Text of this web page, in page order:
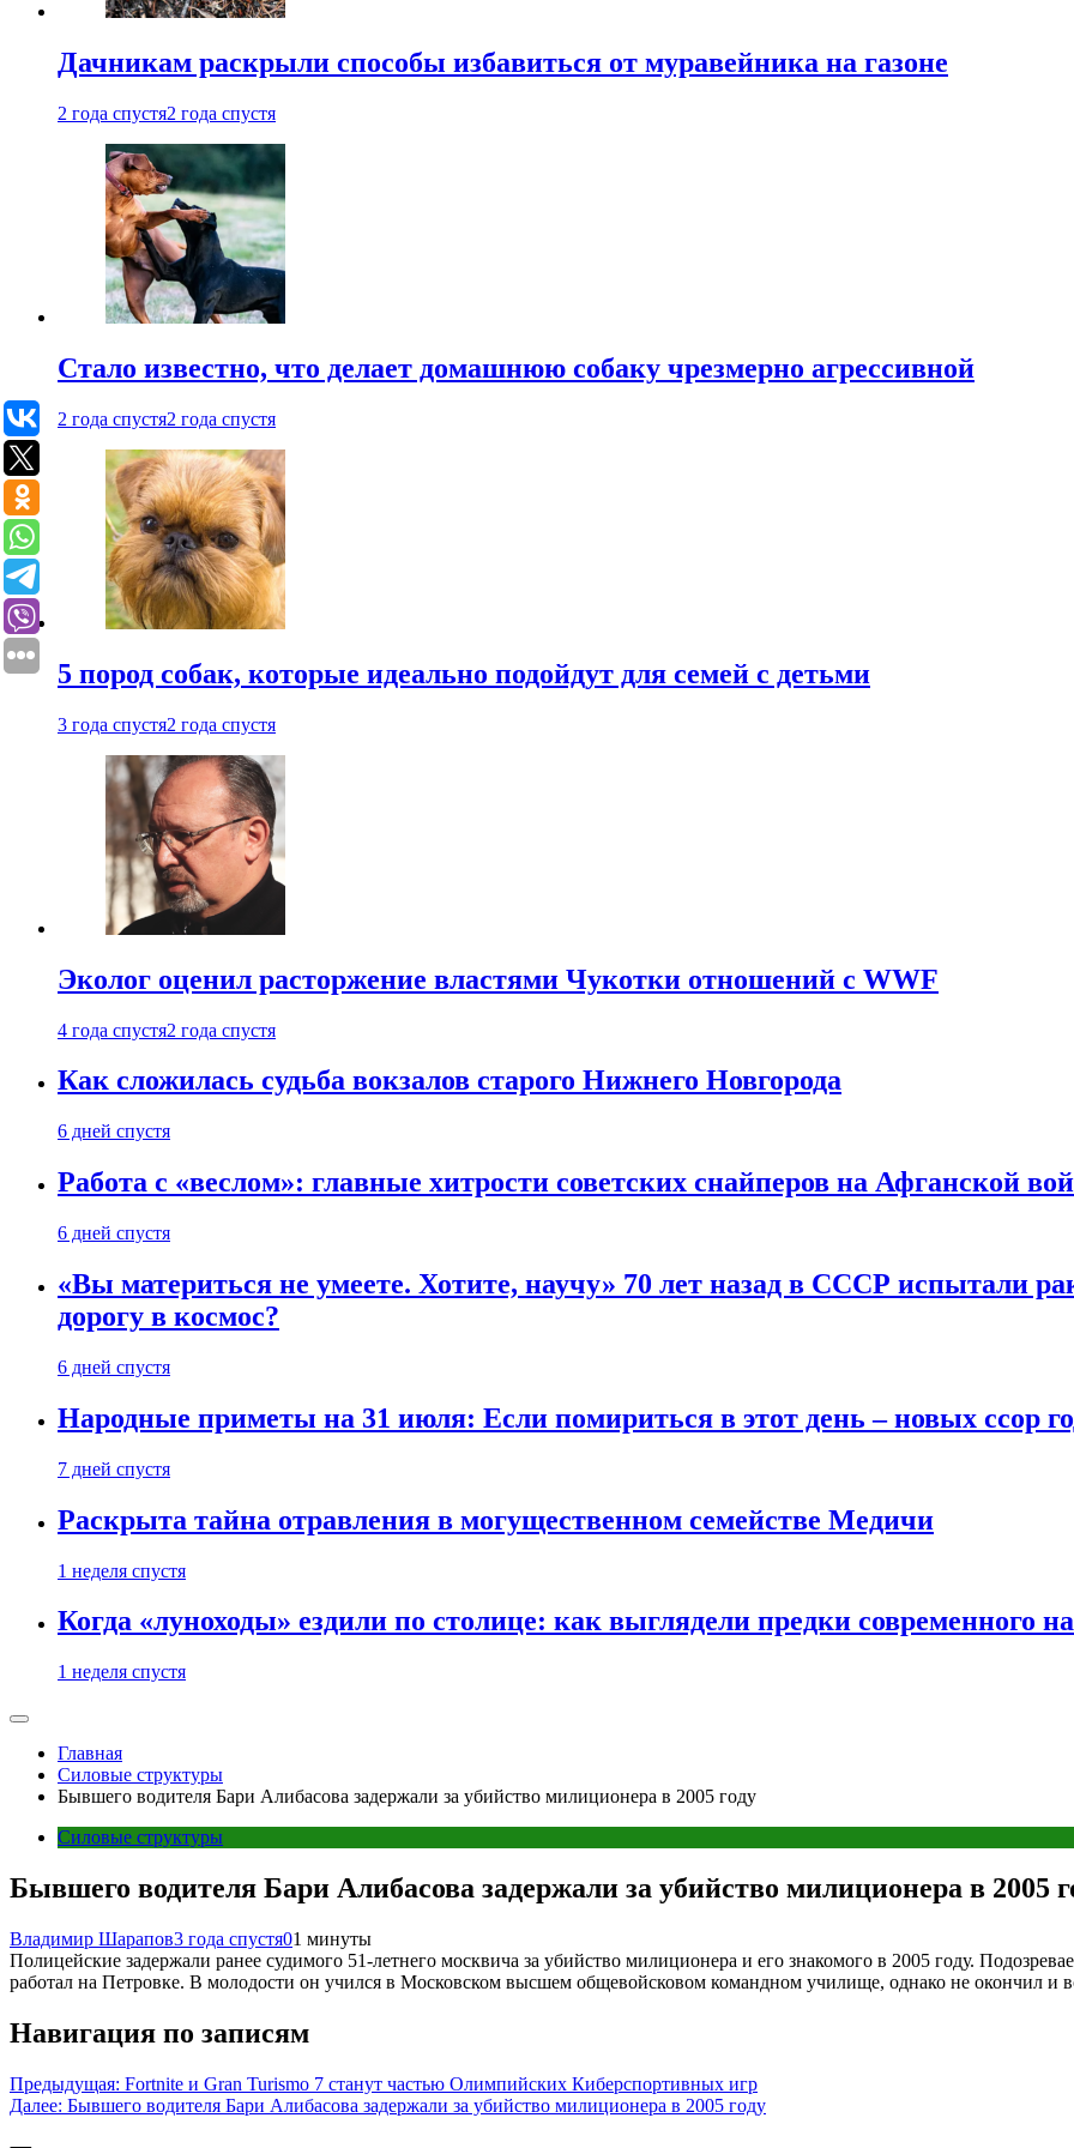
Дачникам раскрыли способы избавиться от муравейника на газоне
2 года спустя2 года спустя
Стало известно, что делает домашнюю собаку чрезмерно агрессивной
2 года спустя2 года спустя
5 пород собак, которые идеально подойдут для семей с детьми
3 года спустя2 года спустя
Эколог оценил расторжение властями Чукотки отношений с WWF
4 года спустя2 года спустя
Как сложилась судьба вокзалов старого Нижнего Новгорода
6 дней спустя
Работа с «веслом»: главные хитрости советских снайперов на Афганской
6 дней спустя
«Вы материться не умеете. Хотите, научу» 70 лет назад в СССР испытали
дорогу в космос?
6 дней спустя
Народные приметы на 31 июля: Если помириться в этот день – новых ссор
7 дней спустя
Раскрыта тайна отравления в могущественном семействе Медичи
1 неделя спустя
Когда «луноходы» ездили по столице: как выглядели предки современного
1 неделя спустя
Главная
Силовые структуры
Бывшего водителя Бари Алибасова задержали за убийство милиционера в 2005 году
Силовые структуры
Бывшего водителя Бари Алибасова задержали за убийство милиционера в 2005
Владимир Шарапов3 года спустя01 минуты
Полицейские задержали ранее судимого 51-летнего москвича за убийство милиционера и его знакомого в 2005 году.
работал на Петровке. В молодости он учился в Московском высшем общевойсковом командном училище, однако не окончил и
Навигация по записям
Предыдущая: Fortnite и Gran Turismo 7 станут частью Олимпийских Киберспортивных игр
Далее: Бывшего водителя Бари Алибасова задержали за убийство милиционера в 2005 году